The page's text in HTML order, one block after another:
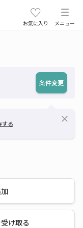
お気に入り メニュー
条件変更
する close
け取る